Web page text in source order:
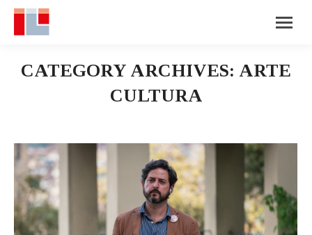
CATEGORY ARCHIVES: ARTE
CULTURA